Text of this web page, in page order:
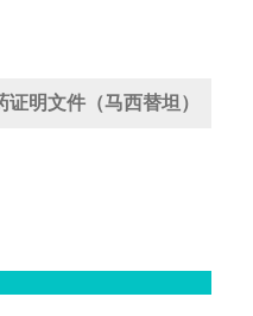
明文件（马西替坦）